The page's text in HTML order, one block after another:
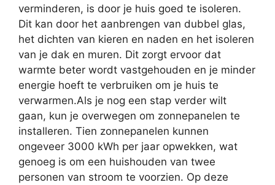
verminderen, is door je huis goed te isoleren.
Dit kan door het aanbrengen van dubbel glas,
het dichten van kieren en naden en het isoleren
van je dak en muren. Dit zorgt ervoor dat
warmte beter wordt vastgehouden en je minder
energie hoeft te verbruiken om je huis te
verwarmen.Als je nog een stap verder wilt
gaan, kun je overwegen om zonnepanelen te
installeren. Tien zonnepanelen kunnen
ongeveer 3000 kWh per jaar opwekken, wat
genoeg is om een huishouden van twee
personen van stroom te voorzien. Op deze